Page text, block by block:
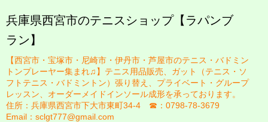
兵庫県西宮市のテニスショップ【ラパンブ
ラン】
【西宮市・宝塚市・尼崎市・伊丹市・芦屋市のテニス・バドミン
トンプレーヤー集まれ♫】テニス用品販売、ガット（テニス・ソ
フトテニス・バドミントン）張り替え、プライベート・グループ
レッスン、オーダーメイドインソール成形を承っております。
住所：兵庫県西宮市下大市東町34-4 ☎：0798-78-3679
Email：sclgt777@gmail.com
HOME
ブログ
お知らせ一覧
スタッフ紹介